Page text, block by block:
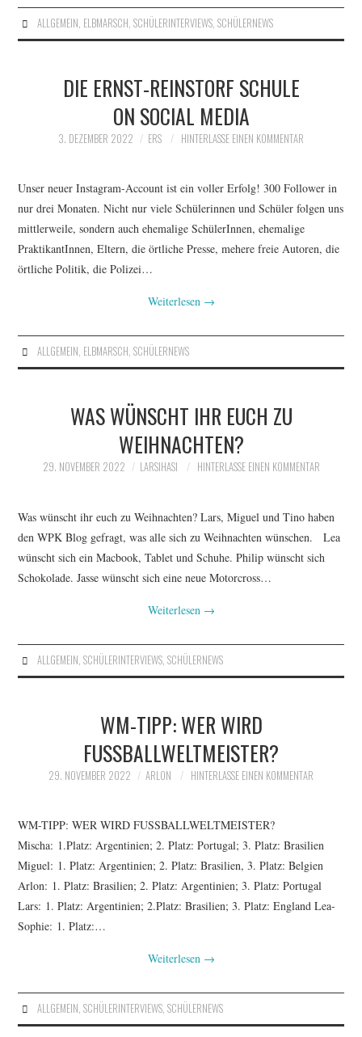
ALLGEMEIN ELBMARSCH SCHÜLERINTERVIEWS, SCHÜLERNEWS
DIE ERNST-REINSTORF SCHULE
ON SOCIAL MEDIA
3. DEZEMBER 2022 ERS HINTERLASSE EINEN KOMMENTAR
Unser neuer Instagram-Account ist ein voller Erfolg! 300 Follower in
nur drei Monaten. Nicht nur viele Schülerinnen und Schüler folgen uns
mittlerweile, sondern auch ehemalige SchülerInnen, ehemalige
PraktikantInnen, Eltern, die örtliche Presse, mehere freie Autoren, die
örtliche Politik, die Polizei…
Weiterlesen →
ALLGEMEIN, ELBMARSCH, SCHÜLERNEWS
WAS WÜNSCHT IHR EUCH ZU
WEIHNACHTEN?
29. NOVEMBER 2022 LARSIHASI HINTERLASSE EINEN KOMMENTAR
Was wünscht ihr euch zu Weihnachten? Lars, Miguel und Tino haben
den WPK Blog gefragt, was alle sich zu Weihnachten wünschen. Lea
wünscht sich ein Macbook, Tablet und Schuhe. Philip wünscht sich
Schokolade. Jasse wünscht sich eine neue Motorcross…
Weiterlesen →
ALLGEMEIN SCHÜLERINTERVIEWS, SCHÜLERNEWS
WM-TIPP: WER WIRD
FUSSBALLWELTMEISTER?
29. NOVEMBER 2022 ARLON HINTERLASSE EINEN KOMMENTAR
WM-TIPP: WER WIRD FUSSBALLWELTMEISTER?
Mischa: 1.Platz: Argentinien; 2. Platz: Portugal; 3. Platz: Brasilien
Miguel: 1. Platz: Argentinien; 2. Platz: Brasilien, 3. Platz: Belgien
Arlon: 1. Platz: Brasilien; 2. Platz: Argentinien; 3. Platz: Portugal
Lars: 1. Platz: Argentinien; 2.Platz: Brasilien; 3. Platz: England Lea-
Sophie: 1. Platz:…
Weiterlesen →
ALLGEMEIN, SCHÜLERINTERVIEWS, SCHÜLERNEWS